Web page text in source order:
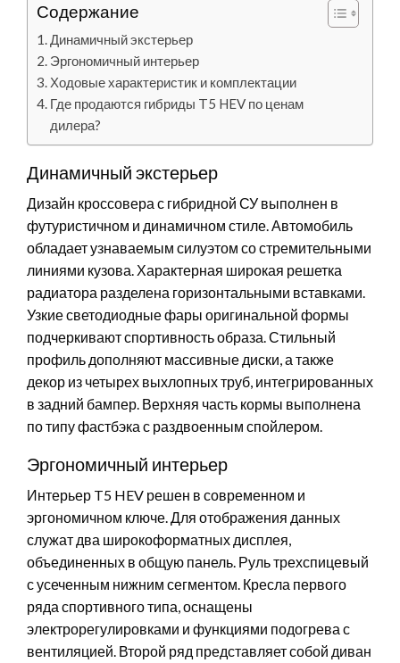
Содержание
Динамичный экстерьер
Эргономичный интерьер
Ходовые характеристик и комплектации
Где продаются гибриды T5 HEV по ценам
дилера?
Динамичный экстерьер
Дизайн кроссовера с гибридной СУ выполнен в
футуристичном и динамичном стиле. Автомобиль
обладает узнаваемым силуэтом со стремительными
линиями кузова. Характерная широкая решетка
радиатора разделена горизонтальными вставками.
Узкие светодиодные фары оригинальной формы
подчеркивают спортивность образа. Стильный
профиль дополняют массивные диски, а также
декор из четырех выхлопных труб, интегрированных
в задний бампер. Верхняя часть кормы выполнена
по типу фастбэка с раздвоенным спойлером.
Эргономичный интерьер
Интерьер T5 HEV решен в современном и
эргономичном ключе. Для отображения данных
служат два широкоформатных дисплея,
объединенных в общую панель. Руль трехспицевый
с усеченным нижним сегментом. Кресла первого
ряда спортивного типа, оснащены
электрорегулировками и функциями подогрева с
вентиляцией. Второй ряд представляет собой диван